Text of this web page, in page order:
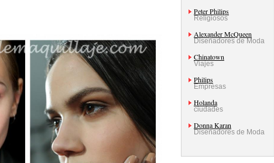
Peter Philips
Religiosos
Alexander McQueen
Diseñadores de Moda
Chinatown
Viajes
Philips
Empresas
Holanda
ciudades
Donna Karan
Diseñadores de Moda